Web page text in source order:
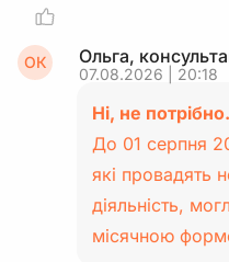
ОК Ольга,
07.08.2026 | 20:18
Ні, не потрібно.
До 01 серпня
які провадять
діяльність,
місячною